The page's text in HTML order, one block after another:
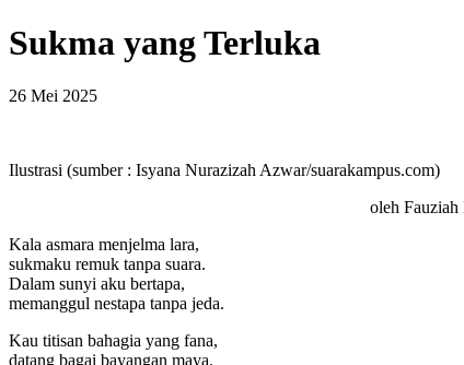
Sukma yang Terluka
26 Mei 2025
Ilustrasi (sumber : Isyana Nurazizah Azwar/suarakampus.com)
oleh
Kala asmara menjelma lara,
sukmaku remuk tanpa suara.
Dalam sunyi aku bertapa,
memanggul nestapa tanpa jeda.
Kau titisan bahagia yang fana,
datang bagai bayangan maya.